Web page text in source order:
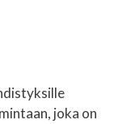
joka on